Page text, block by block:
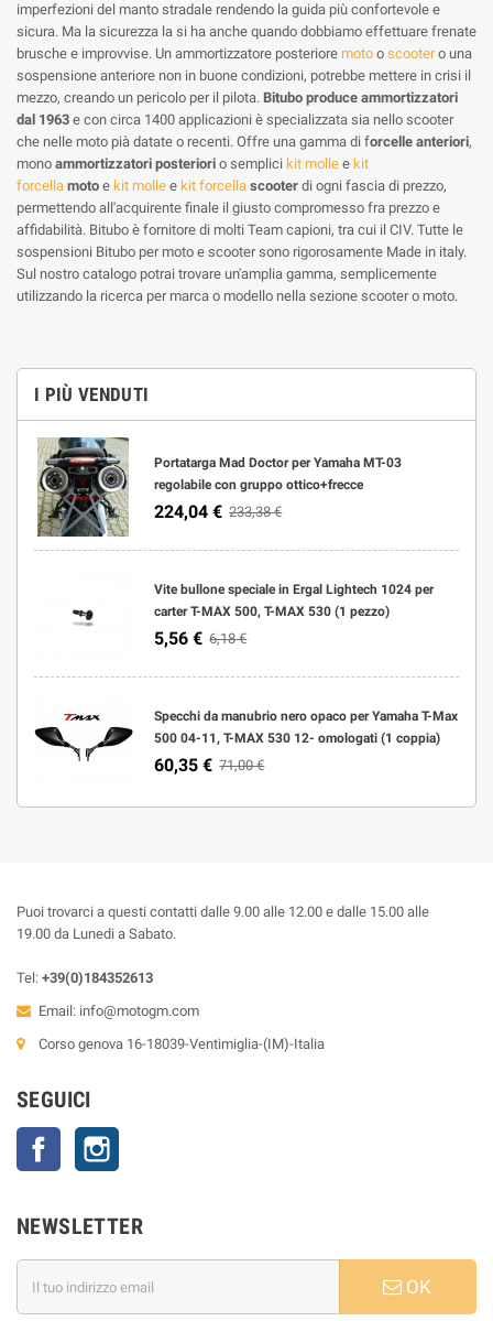
I PIÙ VENDUTI
Portatarga Mad Doctor per Yamaha MT-03
regolabile con gruppo ottico+frecce
224,04 € 233,38 €
Vite bullone speciale in Ergal Lightech 1024 per
carter T-MAX 500, T-MAX 530 (1 pezzo)
5,56 € 6,18 €
Specchi da manubrio nero opaco per Yamaha T-Max
500 04-11, T-MAX 530 12- omologati (1 coppia)
60,35 € 71,00 €
imperfezioni del manto stradale rendendo la guida più confortevole e
sicura. Ma la sicurezza la si ha anche quando dobbiamo effettuare frenate
brusche e improvvise. Un ammortizzatore posteriore moto o scootero una
sospensione anteriore non in buone condizioni, potrebbe mettere in crisi il
mezzo, creando un pericolo per il pilota. Bitubo produce ammortizzatori
dal 1963 e con circa 1400 applicazioni è specializzata sia nello scooter
che nelle moto pià datate o recenti. Offre una gamma di forcelle anteriori,
mono ammortizzatori posteriori o semplici kit molle e kit
forcella moto e kit molle e kit forcella scooter di ogni fascia di prezzo,
permettendo all'acquirente finale il giusto compromesso fra prezzo e
affidabilità. Bitubo è fornitore di molti Team capioni, tra cui il CIV. Tutte le
sospensioni Bitubo per moto e scooter sono rigorosamente Made in italy.
Sul nostro catalogo potrai trovare un'amplia gamma, semplicemente
utilizzando la ricerca per marca o modello nella sezione scooter o moto.
Puoi trovarci a questi contatti dalle 9.00 alle 12.00 e dalle 15.00 alle
19.00 da Lunedi a Sabato.
Tel: +39(0)184352613
Email: info@motogm.com
Corso genova 16-18039-Ventimiglia-(IM)-Italia
SEGUICI
Facebook
NEWSLETTER
OK